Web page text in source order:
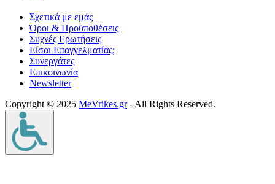
Σχετικά με εμάς
Όροι & Προϋποθέσεις
Συχνές Ερωτήσεις
Είσαι Επαγγελματίας;
Συνεργάτες
Επικοινωνία
Νewsletter
Copyright © 2025 MeVrikes.gr- All Rights Reserved.